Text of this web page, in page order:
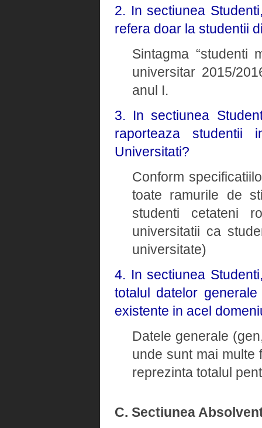
2. In sectiunea
refera doar la studentii
Sintagma “studenti
universitar 2015/
anul I.
3. In sectiunea
raporteaza
Universitati?
Conform
toate ramurile de
studenti cetateni
universitatii ca
universitate)
4. In sectiunea
totalul datelor
existente in acel
Datele generale
unde sunt mai multe
reprezinta totalul
C. Sectiunea